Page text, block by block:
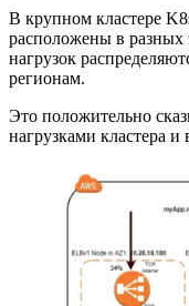
В крупном кластере
расположены в разных
нагрузок
регионам.
Это положительно
нагрузками кластера